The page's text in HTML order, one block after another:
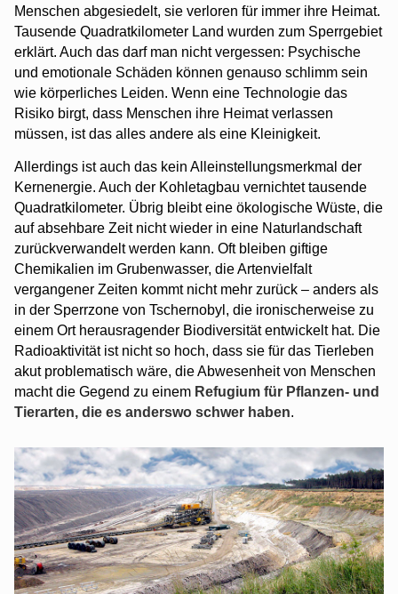
Menschen abgesiedelt, sie verloren für immer ihre Heimat.
Tausende Quadratkilometer Land wurden zum Sperrgebiet
erklärt. Auch das darf man nicht vergessen: Psychische
und emotionale Schäden können genauso schlimm sein
wie körperliches Leiden. Wenn eine Technologie das
Risiko birgt, dass Menschen ihre Heimat verlassen
müssen, ist das alles andere als eine Kleinigkeit.
Allerdings ist auch das kein Alleinstellungsmerkmal der
Kernenergie. Auch der Kohletagbau vernichtet tausende
Quadratkilometer. Übrig bleibt eine ökologische Wüste, die
auf absehbare Zeit nicht wieder in eine Naturlandschaft
zurückverwandelt werden kann. Oft bleiben giftige
Chemikalien im Grubenwasser, die Artenvielfalt
vergangener Zeiten kommt nicht mehr zurück – anders als
in der Sperrzone von Tschernobyl, die ironischerweise zu
einem Ort herausragender Biodiversität entwickelt hat. Die
Radioaktivität ist nicht so hoch, dass sie für das Tierleben
akut problematisch wäre, die Abwesenheit von Menschen
macht die Gegend zu einem Refugium für Pflanzen- und
Tierarten, die es anderswo schwer haben.